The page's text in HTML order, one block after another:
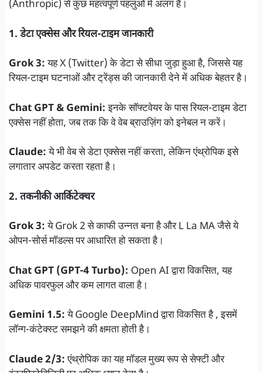
(Anthropic) से कुछ महत्वपूर्ण पहलुओं में अलग है।
1. डेटा एक्सेस और रियल-टाइम जानकारी
Grok 3:यह X (Twitter) के डेटा से सीधा जुड़ा हुआ है, जिससे यह
रियल-टाइम घटनाओं और ट्रेंड्स की जानकारी देने में अधिक बेहतर है।
Chat GPT & Gemini:इनके सॉफ्टवेयर के पास रियल-टाइम डेटा
एक्सेस नहीं होता, जब तक कि वे वेब ब्राउज़िंग को इनेबल न करें।
Claude:ये भी वेब से डेटा एक्सेस नहीं करता, लेकिन एंथ्रोपिक इसे
लगातार अपडेट करता रहता है।
2. तकनीकी आर्किटेक्चर
Grok 3:ये Grok 2 से काफी उन्नत बना है और L La MA जैसे ये
ओपन-सोर्स मॉडल्स पर आधारित हो सकता है।
Chat GPT (GPT-4 Turbo): Open AI द्वारा विकसित, यह
अधिक पावरफुल और कम लागत वाला है।
Gemini 1.5:ये Google DeepMind द्वारा विकसित है , इसमें
लॉन्ग-कंटेक्स्ट समझने की क्षमता होती है।
Claude 2/3:एंथ्रोपिक का यह मॉडल मुख्य रूप से सेफ्टी और